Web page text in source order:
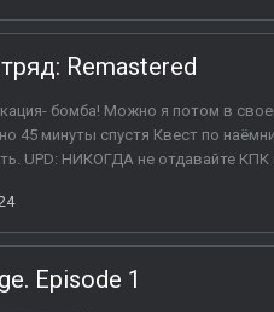
Remastered
бомба! Можно я потом в
45 минуты спустя Квест по
UPD: НИКОГДА не отдавайте
Episode 1